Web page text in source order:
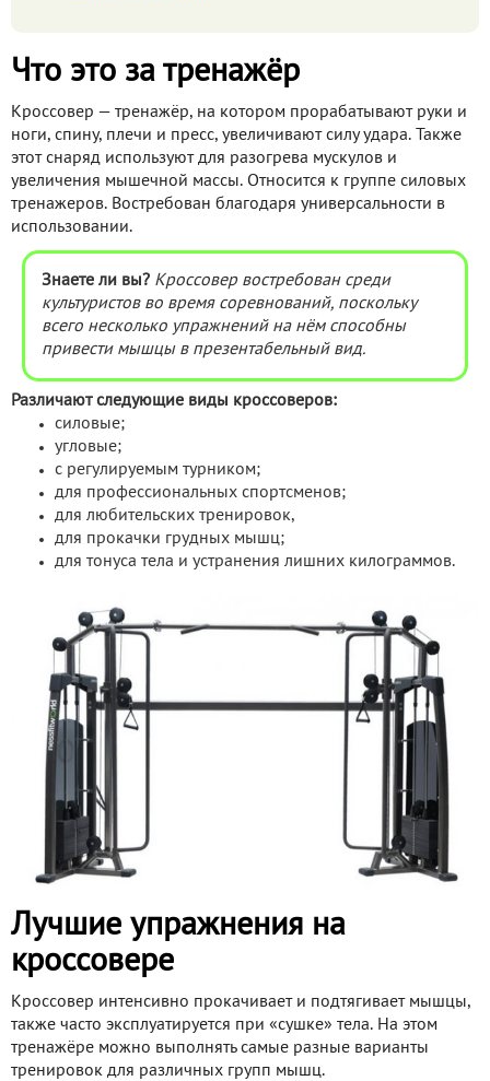
Что это за тренажёр
Кроссовер — тренажёр, на котором прорабатывают руки и
ноги, спину, плечи и пресс, увеличивают силу удара. Также
этот снаряд используют для разогрева мускулов и
увеличения мышечной массы. Относится к группе силовых
тренажеров. Востребован благодаря универсальности в
использовании.
Знаете ли вы? Кроссовер востребован среди
культуристов во время соревнований, поскольку
всего несколько упражнений на нём способны
привести мышцы в презентабельный вид.
Различают следующие виды кроссоверов:
силовые;
угловые;
с регулируемым турником;
для профессиональных спортсменов;
для любительских тренировок,
для прокачки грудных мышц;
для тонуса тела и устранения лишних килограммов.
Лучшие упражнения на
кроссовере
Кроссовер интенсивно прокачивает и подтягивает мышцы,
также часто эксплуатируется при «сушке» тела. На этом
тренажёре можно выполнять самые разные варианты
тренировок для различных групп мышц.